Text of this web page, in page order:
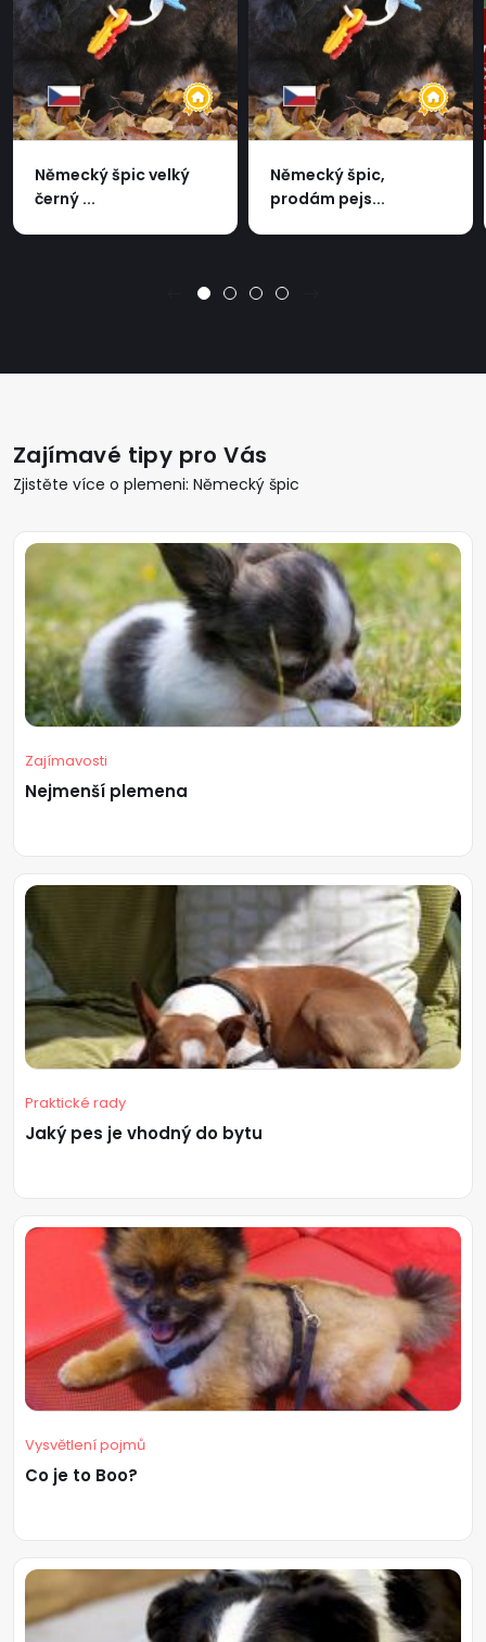
Německý špic velký
černý ...
Německý špic,
prodám pejs...
Zajímavé tipy pro Vás
Zjistěte více o plemeni: Německý špic
Zajímavosti
Nejmenší plemena
Praktické rady
Jaký pes je vhodný do bytu
Vysvětlení pojmů
Co je to Boo?